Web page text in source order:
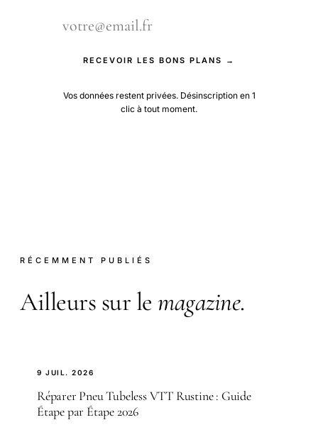
RECEVOIR LES BONS PLANS →
Vos données restent privées. Désinscription en 1
clic à tout moment.
RÉCEMMENT PUBLIÉS
Ailleurs sur le magazine.
9 JUIL. 2026
Réparer Pneu Tubeless VTT Rustine : Guide
Étape par Étape 2026